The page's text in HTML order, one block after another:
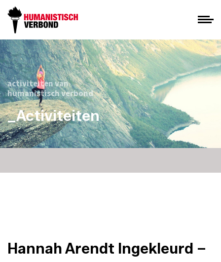
activiteiten van
humanistisch verbond
_Activiteiten
Hannah Arendt Ingekleurd –